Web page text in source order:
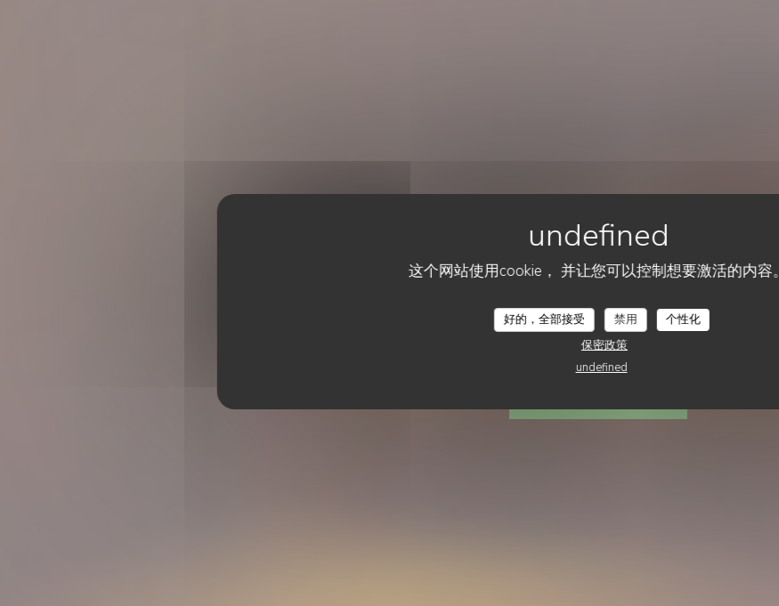
这个网站使用cookie， 并让您可以控制想要激活的内容。
好的，全部接受 禁用
个性化
保密政策
undefined
餐厅传统
Italina